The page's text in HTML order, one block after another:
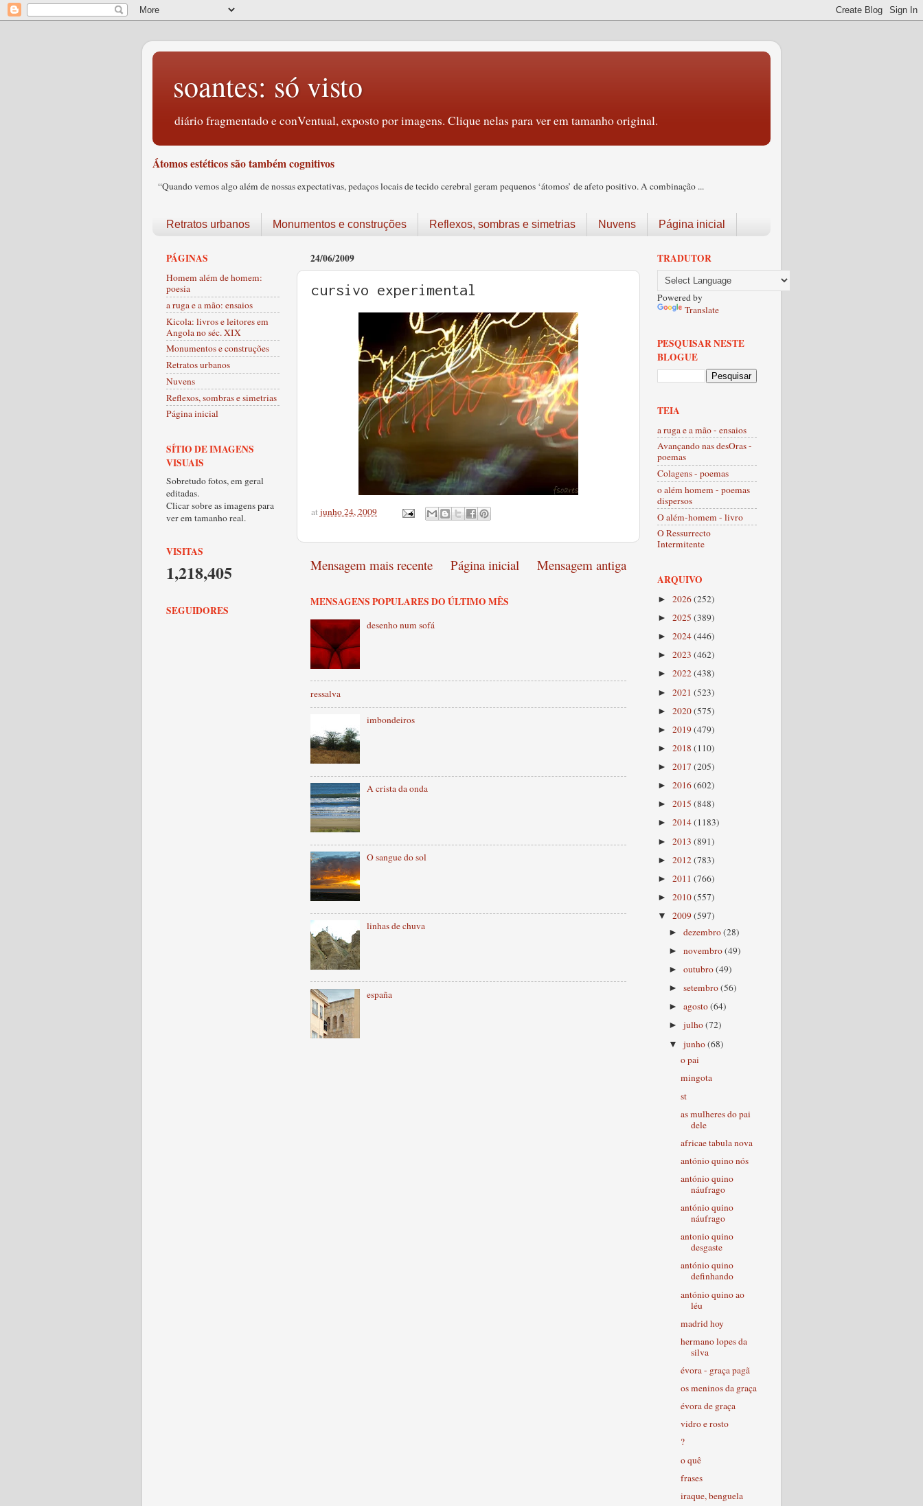
soantes: só visto
diário fragmentado e conVentual, exposto por imagens. Clique nelas para ver em tamanho original.
Átomos estéticos são também cognitivos
“Quando vemos algo além de nossas expectativas, pedaços locais de tecido cerebral geram pequenos ‘átomos’ de afeto positivo. A combinação ...
Retratos urbanos Monumentos e construções Reflexos, sombras e simetrias Nuvens Página inicial
24/06/2009
cursivo experimental
atjunho 24, 2009
Mensagem mais recente Mensagem antiga
Página inicial
MENSAGENS POPULARES DO ÚLTIMO MÊS
desenho num sofá
ressalva
imbondeiros
A crista da onda
O sangue do sol
linhas de chuva
españa
PÁGINAS
Homem além de homem:
poesia
a ruga e a mão: ensaios
Kicola: livros e leitores em
Angola no séc. XIX
Monumentos e construções
Retratos urbanos
Nuvens
Reflexos, sombras e simetrias
Página inicial
SÍTIO DE IMAGENS
VISUAIS
Sobretudo fotos, em geral
editadas.
Clicar sobre as imagens para
ver em tamanho real.
VISITAS
1,218,405
SEGUIDORES
TRADUTOR
Powered by
Translate
PESQUISAR NESTE
BLOGUE
TEIA
a ruga e a mão - ensaios
Avançando nas desOras -
poemas
Colagens - poemas
o além homem - poemas
dispersos
O além-homem - livro
O Ressurrecto
Intermitente
ARQUIVO
► 2026(252)
► 2025 (389)
► 2024(446)
► 2023 (462)
► 2022(438)
► 2021 (523)
► 2020(575)
► 2019(479)
► 2018 (110)
► 2017 (205)
► 2016(602)
► 2015 (848)
► 2014(1183)
► 2013 (891)
► 2012(783)
► 2011 (766)
► 2010(557)
▼ 2009(597)
►dezembro(28)
►novembro(49)
►outubro(49)
►setembro(56)
►agosto(64)
►julho(72)
▼junho(68)
o pai
mingota
st
as mulheres do pai
dele
africae tabula nova
antónio quino nós
antónio quino
náufrago
antónio quino
náufrago
antonio quino
desgaste
antónio quino
definhando
antónio quino ao
léu
madrid hoy
hermano lopes da
silva
évora - graça pagã
os meninos da graça
évora de graça
vidro e rosto
?
o quê
frases
iraque, benguela